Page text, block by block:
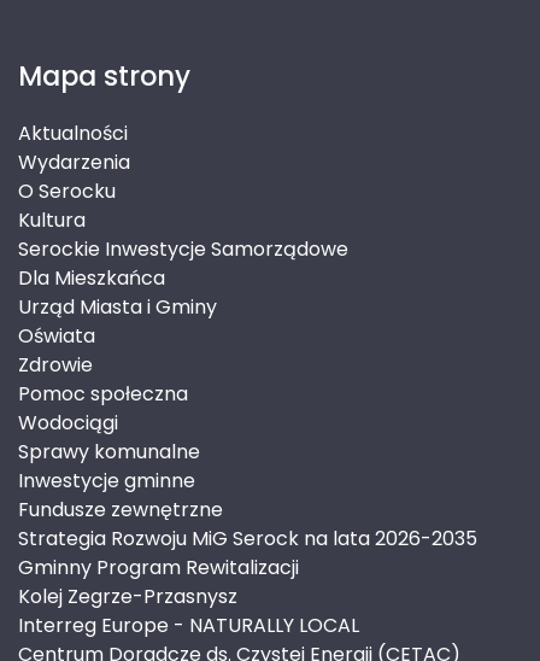
Mapa strony
Aktualności
Wydarzenia
O Serocku
Kultura
Serockie Inwestycje Samorządowe
Dla Mieszkańca
Urząd Miasta i Gminy
Oświata
Zdrowie
Pomoc społeczna
Wodociągi
Sprawy komunalne
Inwestycje gminne
Fundusze zewnętrzne
Strategia Rozwoju MiG Serock na lata 2026-2035
Gminny Program Rewitalizacji
Kolej Zegrze-Przasnysz
Interreg Europe - NATURALLY LOCAL
Centrum Doradcze ds. Czystej Energii (CETAC)